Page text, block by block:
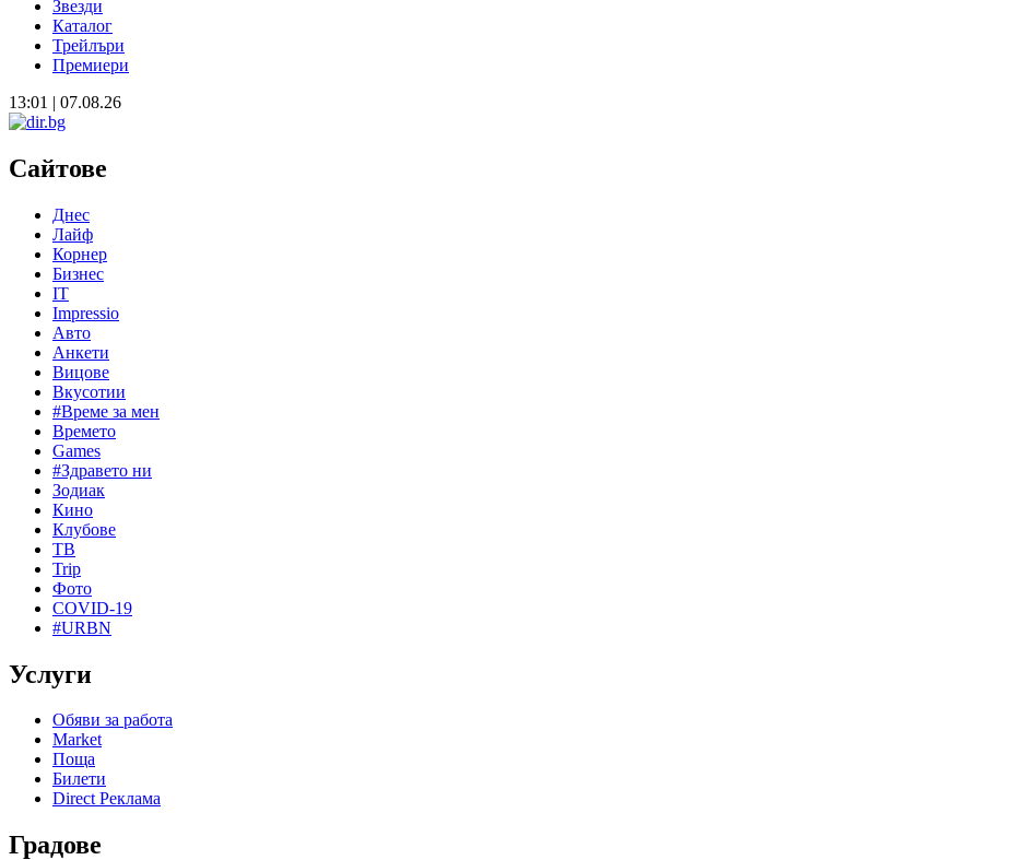
Звезди
Каталог
Трейлъри
Премиери
13:01 | 07.08.26
Сайтове
Днес
Лайф
Корнер
Бизнес
IT
Impressio
Авто
Анкети
Вицове
Вкусотии
#Време за мен
Времето
Games
#Здравето ни
Зодиак
Кино
Клубове
ТВ
Trip
Фото
COVID-19
#URBN
Услуги
Обяви за работа
Market
Поща
Билети
Direct Реклама
Градове